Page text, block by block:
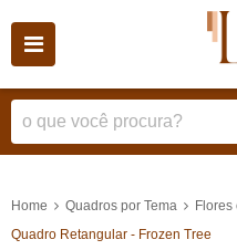
Home Quadros por Tema
Flores
Quadro Retangular - Frozen Tree